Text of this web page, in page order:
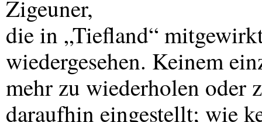
Zigeuner,
die in „Tiefland“
wiedergesehen. Keinem
mehr zu wiederholen oder
daraufhin eingestellt; wie